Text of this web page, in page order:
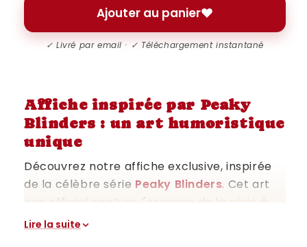
Ajouter au panier
✓ Livré par email · ✓ Téléchargement instantané
Affiche inspirée par Peaky
Blinders : un art humoristique
unique
Découvrez notre affiche exclusive, inspirée
de la célèbre série Peaky Blinders. Cet art
non officiel capture l'essence de la série à
travers une approche humoristique et
Lire la suite